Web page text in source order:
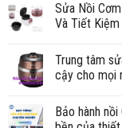
Sửa Nồi
Và Tiết Kiệm
Trung tâm
cậy cho mọi
Bảo hành